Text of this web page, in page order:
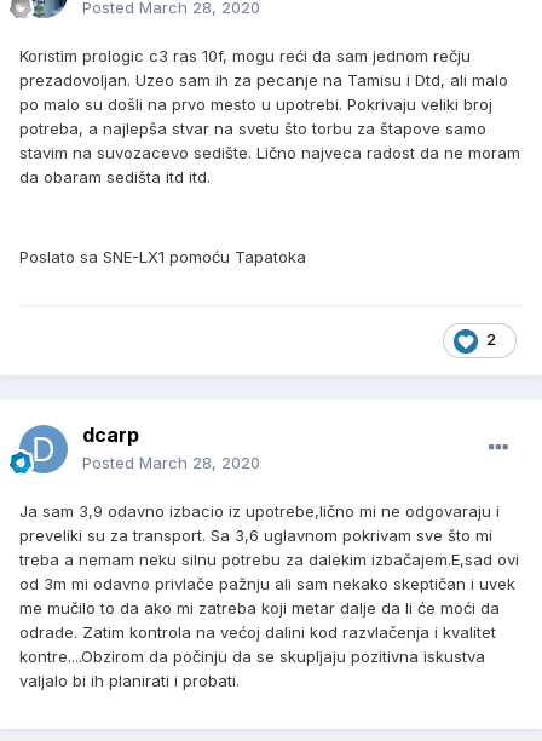
Posted March 28, 2020
Koristim prologic c3 ras 10f, mogu reći da sam jednom rečju
prezadovoljan. Uzeo sam ih za pecanje na Tamisu i Dtd, ali malo
po malo su došli na prvo mesto u upotrebi. Pokrivaju veliki broj
potreba, a najlepša stvar na svetu što torbu za štapove samo
stavim na suvozacevo sedište. Lično najveca radost da ne moram
da obaram sedišta itd itd.
Poslato sa SNE-LX1 pomoću Tapatoka
2
dcarp
Posted March 28, 2020
Ja sam 3,9 odavno izbacio iz upotrebe,lično mi ne odgovaraju i
preveliki su za transport. Sa 3,6 uglavnom pokrivam sve što mi
treba a nemam neku silnu potrebu za dalekim izbačajem.E,sad ovi
od 3m mi odavno privlače pažnju ali sam nekako skeptičan i uvek
me mučilo to da ako mi zatreba koji metar dalje da li će moći da
odrade. Zatim kontrola na većoj dalini kod razvlačenja i kvalitet
kontre....Obzirom da počinju da se skupljaju pozitivna iskustva
valjalo bi ih planirati i probati.